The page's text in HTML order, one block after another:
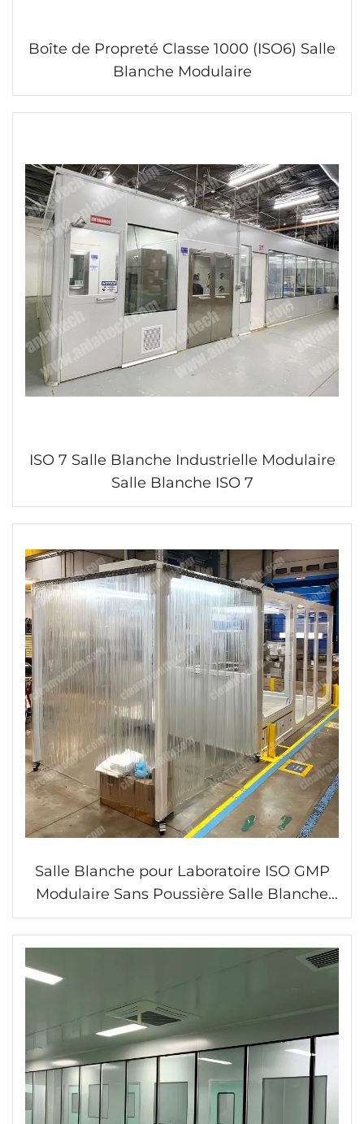
Boîte de Propreté Classe 1000 (ISO6) Salle
Blanche Modulaire
ISO 7 Salle Blanche Industrielle Modulaire
Salle Blanche ISO 7
Salle Blanche pour Laboratoire ISO GMP
Modulaire Sans Poussière Salle Blanche
Modulaire avec Panneaux en PVC
Assemblables Mur Rigide FFU Salle